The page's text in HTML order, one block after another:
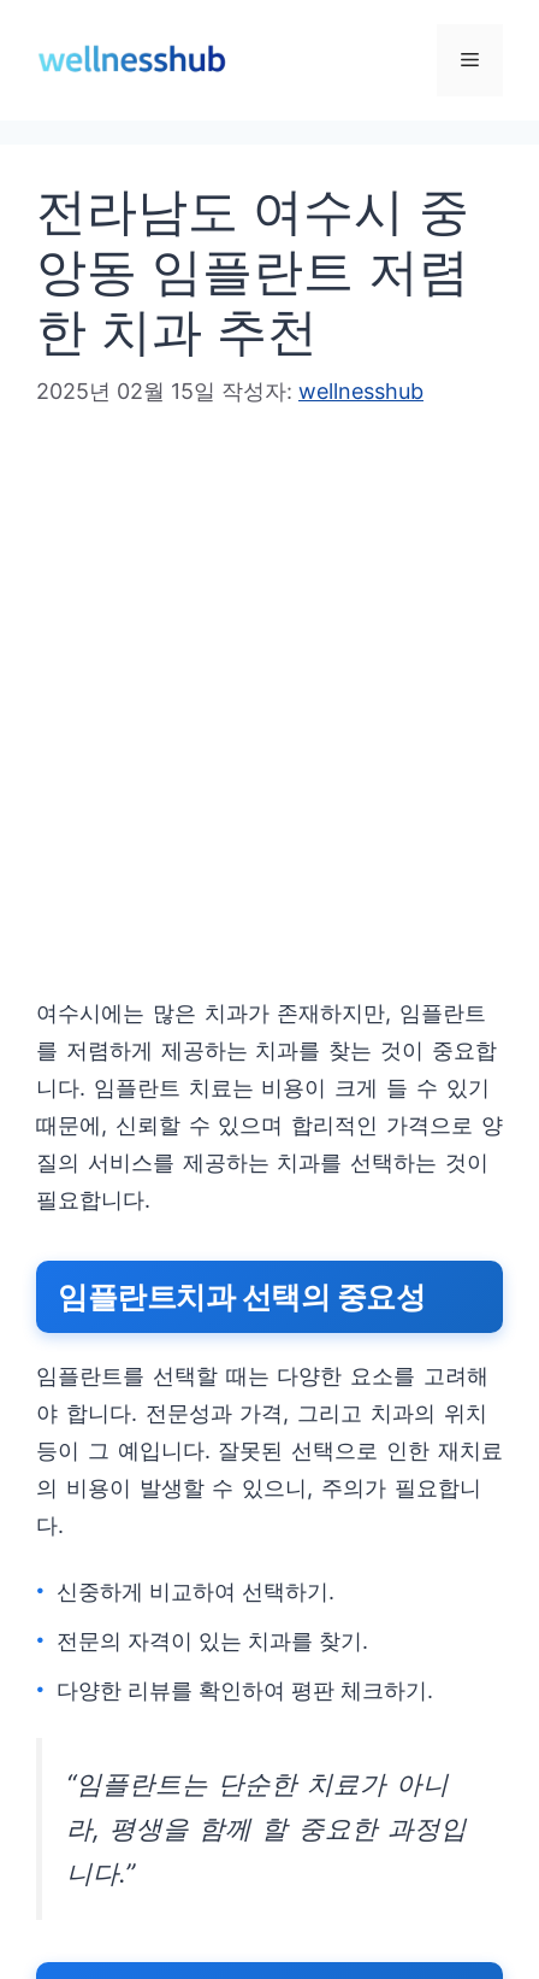
메
전라남도 여수시 중
앙동 임플란트 저렴
한 치과 추천
2025년 02월 15일 작성자: wellnesshub
여수시에는 많은 치과가 존재하지만, 임플란트
를 저렴하게 제공하는 치과를 찾는 것이 중요합
니다. 임플란트 치료는 비용이 크게 들 수 있기
때문에, 신뢰할 수 있으며 합리적인 가격으로 양
질의 서비스를 제공하는 치과를 선택하는 것이
필요합니다.
임플란트치과 선택의 중요성
임플란트를 선택할 때는 다양한 요소를 고려해
야 합니다. 전문성과 가격, 그리고 치과의 위치
등이 그 예입니다. 잘못된 선택으로 인한 재치료
의 비용이 발생할 수 있으니, 주의가 필요합니
다.
신중하게 비교하여 선택하기.
전문의 자격이 있는 치과를 찾기.
다양한 리뷰를 확인하여 평판 체크하기.
“임플란트는 단순한 치료가 아니
라, 평생을 함께 할 중요한 과정입
니다.”